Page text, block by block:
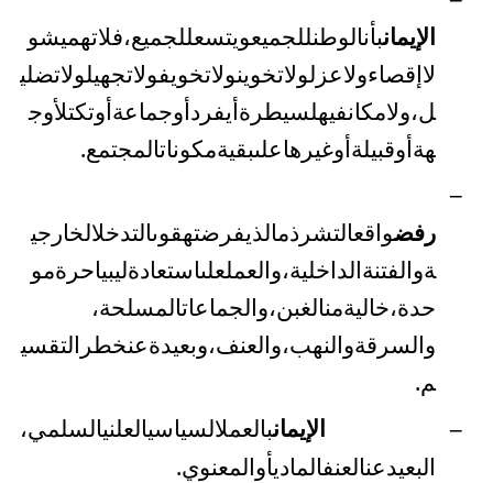
الإيمانبأنالوطنللجميعويتسعللجميع،فلاتهميشو
لاإقصاءولاعزلولاتخوينولاتخويفولاتجهيلولاتضلي
ل،ولامكانفيهلسيطرةأيفردأوجماعةأوتكتلأوج
هةأوقبيلةأوغيرهاعلىبقيةمكوناتالمجتمع.
–
رفضواقعالتشرذمالذيفرضتهقوىالتدخلالخارجي
ةوالفتنةالداخلية،والعملعلىاستعادةليبياحرةمو
حدة،خاليةمنالغبن،والجماعاتالمسلحة،
والسرقةوالنهب،والعنف،وبعيدةعنخطر التقسي
م.
– الإيمانبالعملالسياسيالعلنيالسلمي،
البعيدعنالعنفالماديأوالمعنوي.